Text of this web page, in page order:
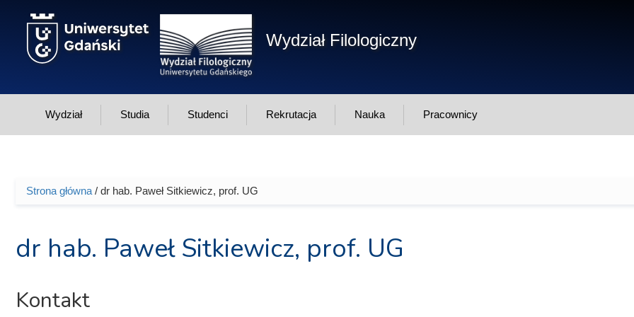
Wydział Filologiczny
Wydział Studia Studenci Rekrutacja Nauka Pracownicy
Jesteś tutaj
Strona główna / dr hab. Paweł Sitkiewicz, prof. UG
dr hab. Paweł Sitkiewicz, prof. UG
Kontakt